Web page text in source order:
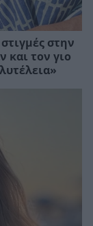
στην
και τον γιο